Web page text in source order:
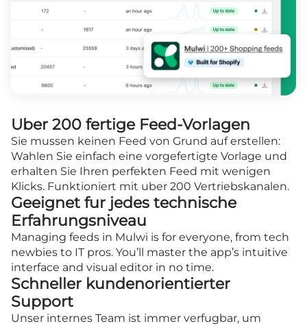
Uber 200 fertige Feed-Vorlagen
Sie mussen keinen Feed von Grund auf erstellen:
Wahlen Sie einfach eine vorgefertigte Vorlage und
erhalten Sie Ihren perfekten Feed mit wenigen
Klicks. Funktioniert mit uber 200 Vertriebskanalen.
Geeignet fur jedes technische
Erfahrungsniveau
Managing feeds in Mulwi is for everyone, from tech
newbies to IT pros. You’ll master the app’s intuitive
interface and visual editor in no time.
Schneller kundenorientierter
Support
Unser internes Team ist immer verfugbar, um